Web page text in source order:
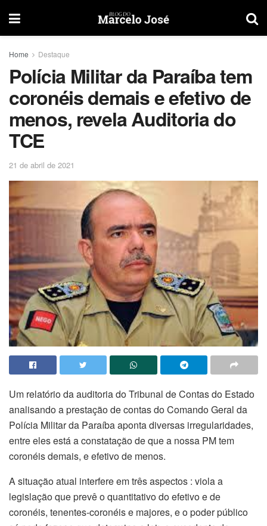
Home Destaque
Polícia Militar da Paraíba tem
coronéis demais e efetivo de
menos, revela Auditoria do
TCE
21 de abril de 2021
Um relatório da auditoria do Tribunal de Contas do Estado
analisando a prestação de contas do Comando Geral da
Polícia Militar da Paraíba aponta diversas irregularidades,
entre eles está a constatação de que a nossa PM tem
coronéis demais, e efetivo de menos.
A situação atual interfere em três aspectos : viola a
legislação que prevê o quantitativo do efetivo e de
coronéis, tenentes-coronéis e majores, e o poder público